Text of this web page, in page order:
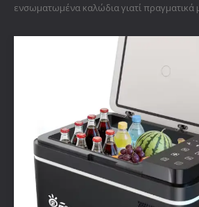
ενσωματωμένα καλώδια γιατί πραγματικά